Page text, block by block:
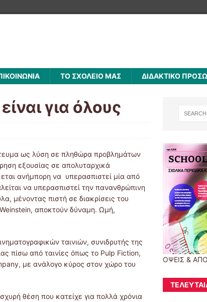
ΤΟ ΣΧΟΛΕΙΟ ΜΑΣ ΔΙΔΑΚΤΙΚΟ
για όλους
ως λύση σε πληθώρα προβλημάτων
εξουσίας σε απολυταρχικά
ανήμπορη να υπερασπιστεί μία από
να υπερασπιστεί την πανανθρώπινη
μένοντας πιστή σε διακρίσεις του
αποκτούν δύναμη. Ωμή,
ταινιών, συνιδρυτής της
πίσω από ταινίες όπως το Pulp Fiction,
με ανάλογο κύρος στον χώρο του
θέση που κατείχε για πολλά χρόνια
ΟΨΕΙΣ &